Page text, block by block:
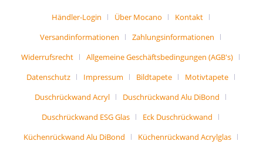
Händler-Login Über Mocano
Kontakt
Versandinformationen
Zahlungsinformationen
Widerrufsrecht
Allgemeine Geschäftsbedingungen (AGB's)
Datenschutz
Impressum Bildtapete
Motivtapete
Duschrückwand Acryl
Duschrückwand Alu DiBond
Duschrückwand ESG Glas
Eck Duschrückwand
Küchenrückwand Alu DiBond
Küchenrückwand Acrylglas